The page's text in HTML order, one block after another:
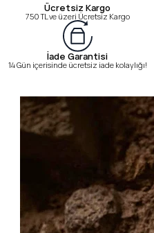
Ücretsiz Kargo
750 TL ve üzeri Ücretsiz Kargo
İade Garantisi
14 Gün içerisinde ücretsiz iade kolaylığı!